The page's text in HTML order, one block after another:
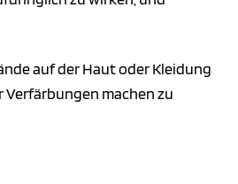
auf der Haut oder Kleidung
Verfärbungen machen zu